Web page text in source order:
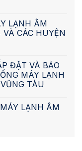
LẠNH ÂM
CÁC HUYỆN
ĐẶT VÀ BẢO
MÁY LẠNH
TÀU
LẠNH ÂM